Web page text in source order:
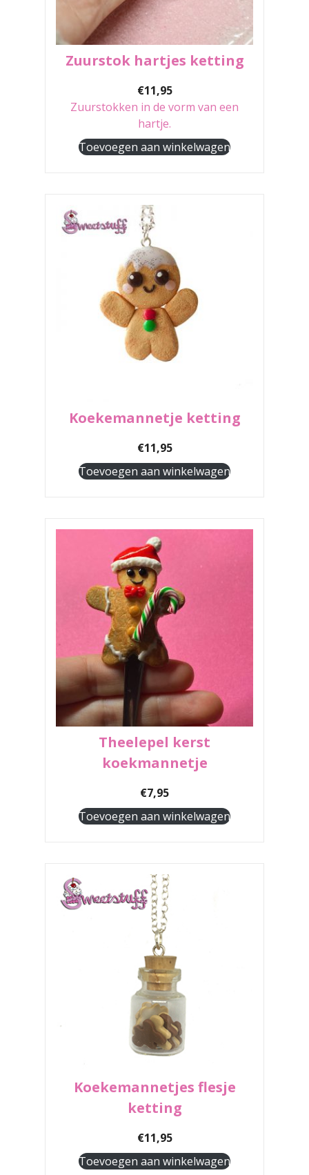
Zuurstok hartjes ketting
€11,95
Zuurstokken in de vorm van een
hartje.
Toevoegen aan winkelwagen
Koekemannetje ketting
€11,95
Toevoegen aan winkelwagen
Theelepel kerst
koekmannetje
€7,95
Toevoegen aan winkelwagen
Koekemannetjes flesje
ketting
€11,95
Toevoegen aan winkelwagen